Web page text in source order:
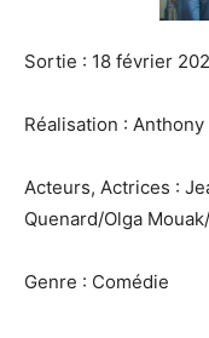
Sortie : 18 février
Réalisation : Anthony
Acteurs, Actrices :
Quenard/Olga
Genre : Comédie